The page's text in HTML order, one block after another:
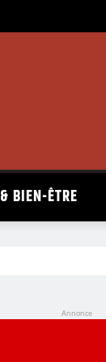
BIEN-ÊTRE
Annonce